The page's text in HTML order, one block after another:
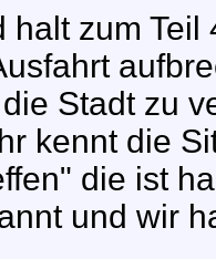
halt zum
Stadt zu
kennt die
die ist
und wir